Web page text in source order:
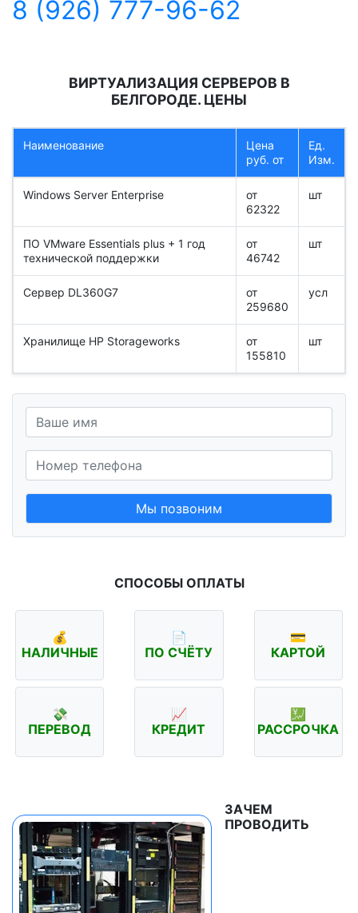
8 (926) 777-96-62
ВИРТУАЛИЗАЦИЯ СЕРВЕРОВ В
БЕЛГОРОДЕ. ЦЕНЫ
Наименование
Цена
руб. от
Ед.
Изм.
Windows Server Enterprise
от
62322
шт
ПО VMware Essentials plus + 1 год
технической поддержки
от
46742
шт
Сервер DL360G7
от
259680
усл
Хранилище HP Storageworks
от
155810
шт
Мы позвоним
СПОСОБЫ ОПЛАТЫ
💰
НАЛИЧНЫЕ
📄
ПО СЧЁТУ
💳
КАРТОЙ
💸
ПЕРЕВОД
📈
КРЕДИТ
💹
РАССРОЧКА
ЗАЧЕМ
ПРОВОДИТЬ